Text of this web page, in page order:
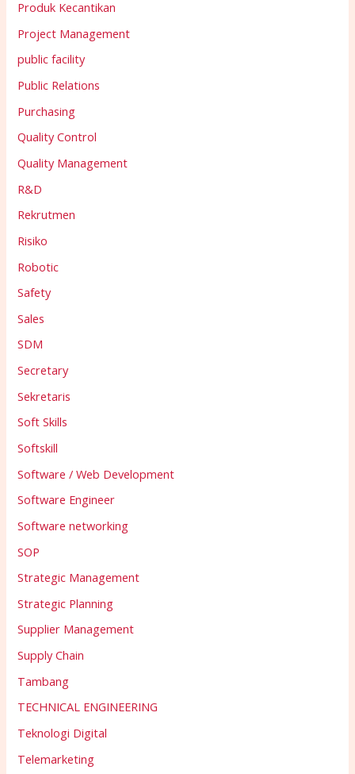
Produk Kecantikan
Project Management
public facility
Public Relations
Purchasing
Quality Control
Quality Management
R&D
Rekrutmen
Risiko
Robotic
Safety
Sales
SDM
Secretary
Sekretaris
Soft Skills
Softskill
Software / Web Development
Software Engineer
Software networking
SOP
Strategic Management
Strategic Planning
Supplier Management
Supply Chain
Tambang
TECHNICAL ENGINEERING
Teknologi Digital
Telemarketing